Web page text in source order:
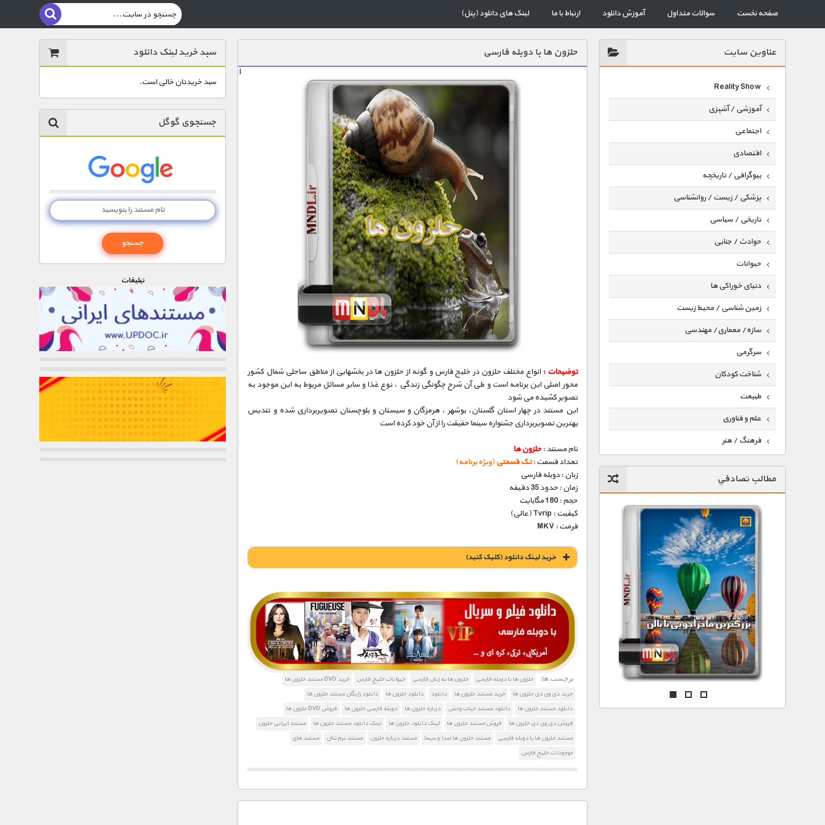
صفحه نخست سوالات متداول آموزش دانلود ارتباط با ما لینک های دانلود (پنل)
عناوين سايت
Reality Show
آموزشی / آشپزی
اجتماعی
اقتصادی
بیوگرافی / تاریخچه
پزشکی / زیست / روانشناسی
تاریخی / سیاسی
حوادث / جنایی
حیوانات
دنیای خوراکی ها
زمین شناسی / محیط زیست
سازه/ معماری/ مهندسی
سرگرمی
شناخت کودکان
طبیعت
علم و فناوری
فرهنگ / هنر
گردشگری
ماورایی
مسابقات / ورزشی
مستند های اختصاصی
مطالب تصادفي
حلزون ها با دوبله فارسی
ا
توضیحات :انواع مختلف حلزون در خلیج فارس و گونه از حلزون ها در بخشهایی از مناطق ساحلی شمال کشور
محور اصلی این برنامه است و طی آن شرح چگونگی زندگی ، نوع غذا و سایر مسائل مربوط به این موجود به
تصویر کشیده می شود
این مستند در چهار استان گلستان، بوشهر ، هرمزگان و سیستان و بلوچستان تصویربرداری شده و تندیس
بهترین تصویربرداری جشنواره سینما حقیقت را از آن خود کرده است
نام مستند :حلزون ها
تعداد قسمت :تک قسمتی(ویژه برنامه)
زبان : دوبله فارسی
زمان : حدود 35 دقیقه
حجم : 180 مگابایت
کیفیت : Tvrip (عالی)
فرمت : MKV
خريد لينک دانلود (کليک کنيد)
1900 تومان – خريد لينک دانلود (افزودن به سبد خريد)
برچسب ها: حلزون ها با دوبله فارسی حلزون ها به زبان فارسی حیوانات خلیج فارس
خرید DVD مستند حلزون ها
خرید دی وی دی حلزون ها
خرید مستند حلزون ها دانلود دانلود حلزون ها
دانلود رایگان مستند حلزون ها
دانلود مستند حلزون ها
دانلود مستند حیات وحش درباره حلزون ها دوبله فارسی حلزون ها
فروش DVD حلزون ها
فروش دی وی دی حلزون ها
فروش مستند حلزون ها لینک دانلود حلزون ها لینک دانلود مستند حلزون ها
مستند ایرانی حلزون
مستند حلزون ها با دوبله فارسی
مستند حلزون ها صدا و سیما مستند درباره حلزون مستند نرم تنان
مستند های
موجودات خلیج فارس
سبد خرید لینک دانلود
سبد خریدتان خالی است.
جستجوی گوگل
تبليغات